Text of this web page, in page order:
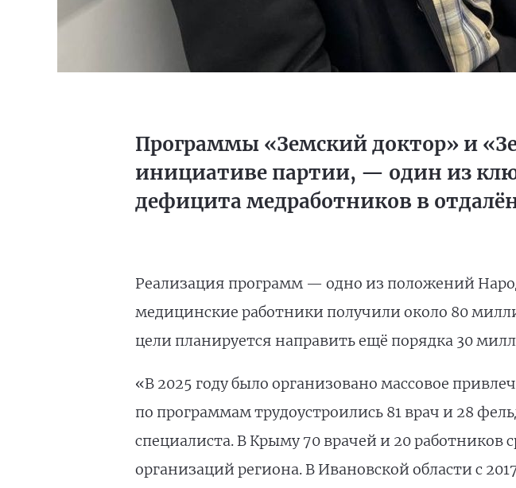
Программы «Земский доктор» и
инициативе партии, — один из
дефицита медработников в
Реализация программ — одно из положений
медицинские работники получили около 80
цели планируется направить ещё порядка 30
«В 2025 году было организовано массовое
по программам трудоустроились 81 врач и 28
специалиста. В Крыму 70 врачей и 20 работников
организаций региона. В Ивановской области с